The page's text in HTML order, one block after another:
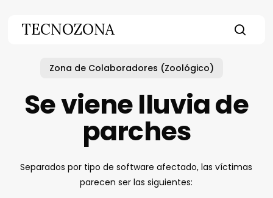
TECNOZONA
Zona de Colaboradores (Zoológico)
Se viene lluvia de
parches
Separados por tipo de software afectado, las víctimas
parecen ser las siguientes: